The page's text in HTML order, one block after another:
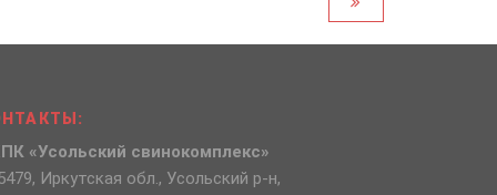
«Усольский свинокомплекс»
Иркутская обл., Усольский р-н,